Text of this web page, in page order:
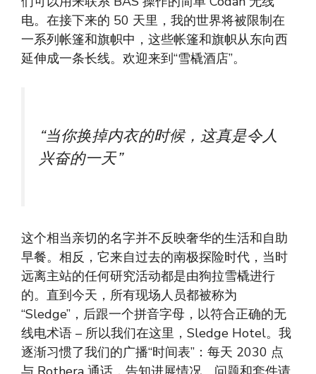
电。在接下来的 50 天里，我的世界将被限制在
一系列帐篷和旗帜中，这些帐篷和旗帜从东向西
延伸成一条长线。欢迎来到“雪橇酒店”。
“当你换掉内衣的时候，这真是令人
兴奋的一天”
这个相当亲切的名字并不反映奢华的生活和自助
早餐。相反，它来自过去的南极探险时代，当时
远离主站的任何研究活动都是由狗拉雪橇进行
的。直到今天，所有现场人员都被称为
“Sledge”，后跟一个拼音字母，以符合正确的无
线电术语 – 所以我们在这里，Sledge Hotel。我
逐渐习惯了我们的广播“时间表”：每天 2030 点